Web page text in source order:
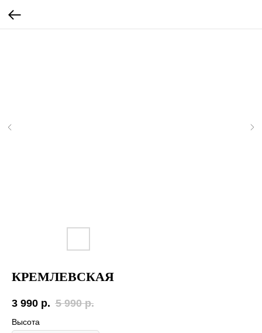
КРЕМЛЕВСКАЯ
3 990 р. 5 990 р.
Высота